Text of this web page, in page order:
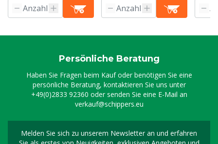
Persönliche Beratung
Haben Sie Fragen beim Kauf oder benötigen Sie eine
persönliche Beratung, kontaktieren Sie uns unter
+49(0)2833 92360 oder senden Sie eine E-Mail an
verkauf@schippers.eu
Melden Sie sich zu unserem Newsletter an und erfahren
Melden Sie sich für